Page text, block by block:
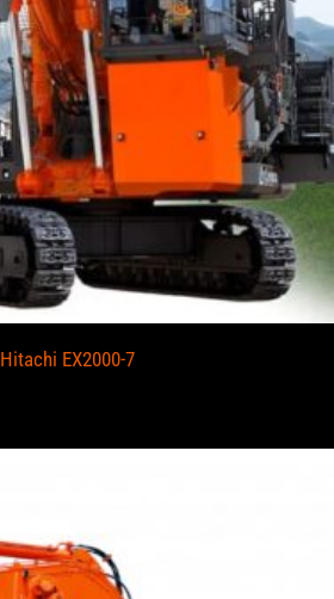
Hitachi EX2000-7